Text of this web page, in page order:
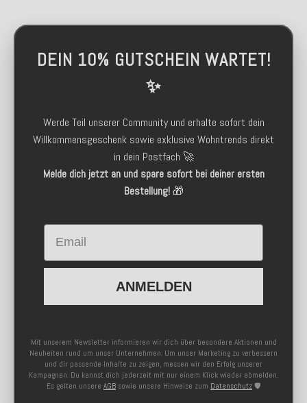
DEIN 10% GUTSCHEIN WARTET!
✨
Werde Teil unserer Community und erhalte sofort dein
Willkommensgeschenk sowie exklusive Wohntrends direkt
in dein Postfach 🚀
Melde dich jetzt an und spare sofort bei deiner ersten
Bestellung!🎁
Email
ANMELDEN
Mit unserem Newsletter informieren wir dich über besondere Aktionen und
Neuheiten rund um unser Unternehmen. Um unser Marketing zu verbessern
und dir passende Inhalte zu zeigen, messen wir den Erfolg unserer
Kampagnen. Du kannst dich jederzeit mit nur einem Klick wieder abmelden.
Es gelten unsere AGB sowie unsere Hinweise zum Datenschutz 🛡️